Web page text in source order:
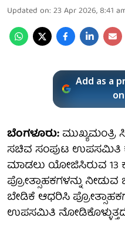
Updated on: 23 Apr 2026, 8:41
Add as a
ಬೆಂಗಳೂರು:ಮುಖ್ಯಮಂತ್ರಿ
ಸಚಿವ ಸಂಪುಟ ಉಪಸಮಿತಿ
ಮಾಡಲು ಯೋಜಿಸಿರುವ 13
ಪ್ರೋತ್ಸಾಹಕಗಳನ್ನು
ಬೇಡಿಕೆ ಆಧರಿಸಿ
ಉಪಸಮಿತಿ